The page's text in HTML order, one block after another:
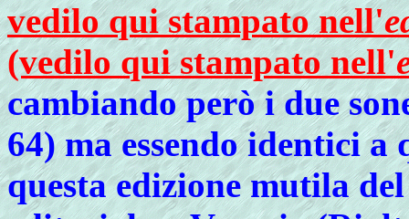
vedilo qui stampato nell'
(vedilo qui stampato nell'
cambiando però i due
64) ma essendo identici
questa edizione mutila